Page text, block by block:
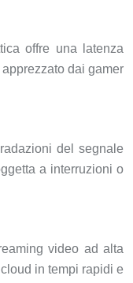
offre una latenza
dai gamer
del segnale
a interruzioni o
video ad alta
in tempi rapidi e